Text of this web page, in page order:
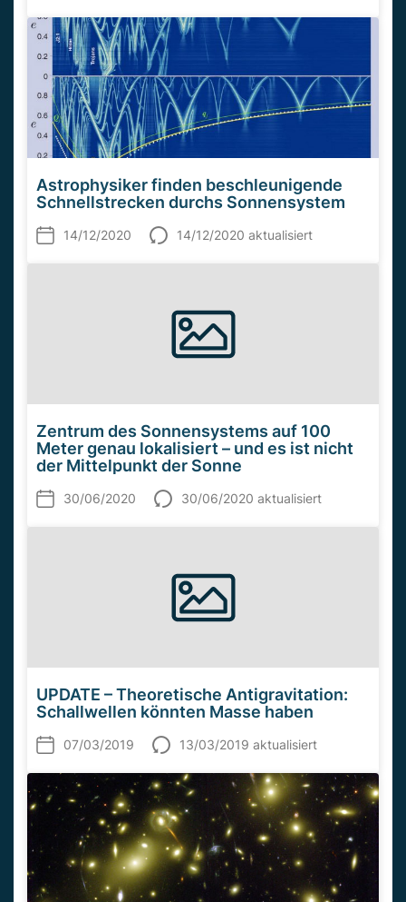
Astrophysiker finden beschleunigende
Schnellstrecken durchs Sonnensystem
14/12/2020 14/12/2020 aktualisiert
Zentrum des Sonnensystems auf 100
Meter genau lokalisiert – und es ist nicht
der Mittelpunkt der Sonne
30/06/2020 30/06/2020 aktualisiert
UPDATE – Theoretische Antigravitation:
Schallwellen könnten Masse haben
07/03/2019 13/03/2019 aktualisiert